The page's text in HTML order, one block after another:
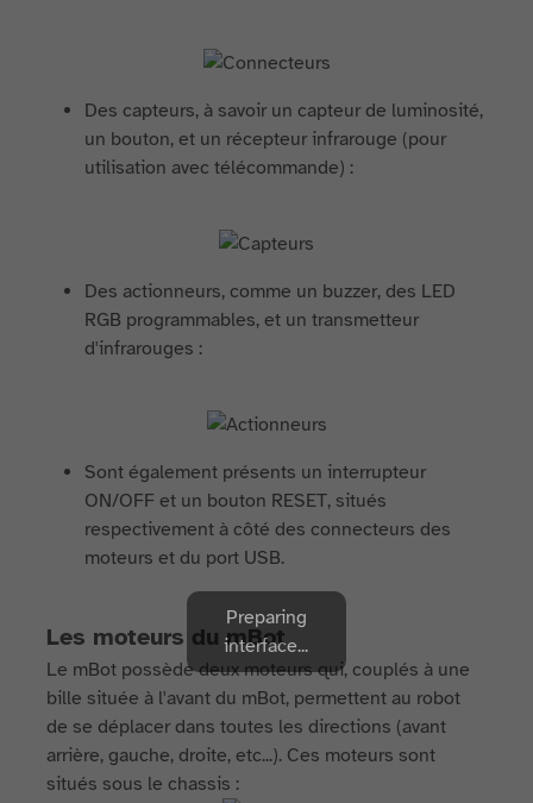
Des capteurs, à savoir un capteur de luminosité,
un bouton, et un récepteur infrarouge (pour
utilisation avec télécommande) :
Des actionneurs, comme un buzzer, des LED
RGB programmables, et un transmetteur
d'infrarouges :
Sont également présents un interrupteur
ON/OFF et un bouton RESET, situés
respectivement à côté des connecteurs des
moteurs et du port USB.
Les moteurs du mBot
Le mBot possède deux moteurs qui, couplés à une
bille située à l'avant du mBot, permettent au robot
de se déplacer dans toutes les directions (avant
arrière, gauche, droite, etc...). Ces moteurs sont
situés sous le chassis :
Preparing
interface...